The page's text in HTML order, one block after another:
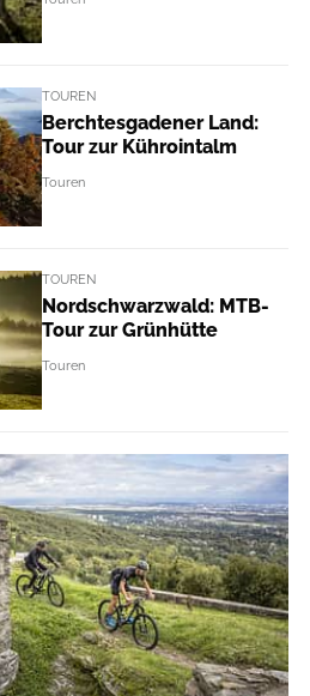
TOUREN
Berchtesgadener Land:
Tour zur Kührointalm
Touren
TOUREN
Nordschwarzwald: MTB-
Tour zur Grünhütte
Touren